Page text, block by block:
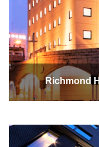
Richmond